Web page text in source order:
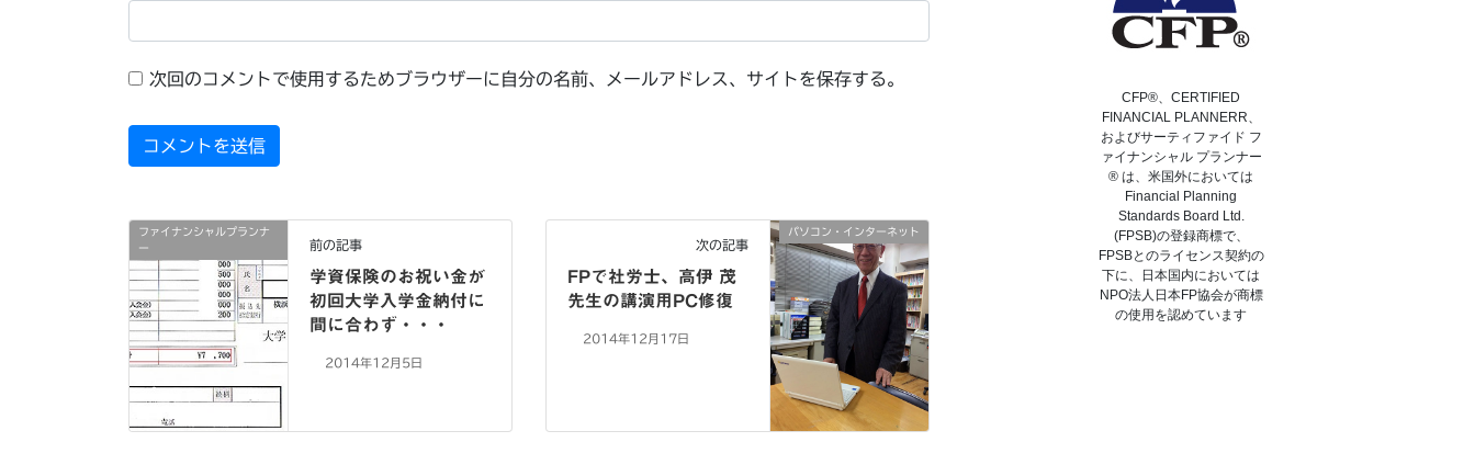
次回のコメントで使用するためブラウザーに自分の名前、メールアドレス、サイトを保存する。
ファイナンシャルプランナ
ー
前の記事
学資保険のお祝い金が
初回大学入学金納付に
間に合わず・・・
2014年12月5日
パソコン・インターネット
次の記事
FPで社労士、高伊 茂
先生の講演用PC修復
2014年12月17日
CFP®、CERTIFIED
FINANCIAL PLANNERR、
およびサーティファイド フ
ァイナンシャル プランナー
® は、米国外においては
Financial Planning
Standards Board Ltd.
(FPSB)の登録商標で、
FPSBとのライセンス契約の
下に、日本国内においては
NPO法人日本FP協会が商標
の使用を認めています